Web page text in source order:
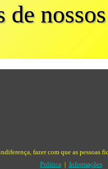
de
fazer com que as pessoas
Política| Informações